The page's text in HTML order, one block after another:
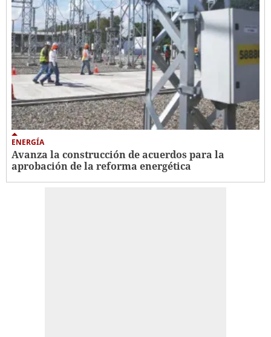
ENERGÍA
Avanza la construcción de acuerdos para la
aprobación de la reforma energética